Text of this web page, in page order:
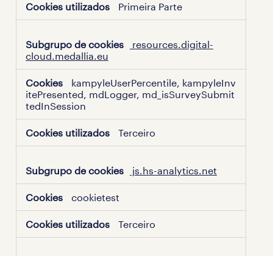
Primeira Parte
resources.digital-
cloud.medallia.eu
kampyleUserPercentile, kampyleInv
itePresented, mdLogger, md_isSurveySubmit
tedInSession
Terceiro
js.hs-analytics.net
cookietest
Terceiro